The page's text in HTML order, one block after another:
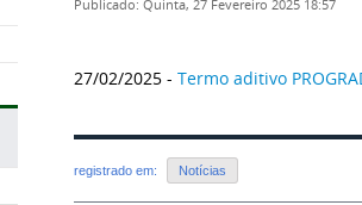
Publicado: Quinta, 27 Fevereiro 2025 18:57
27/02/2025 - Termo aditivo
registrado em: Notícias